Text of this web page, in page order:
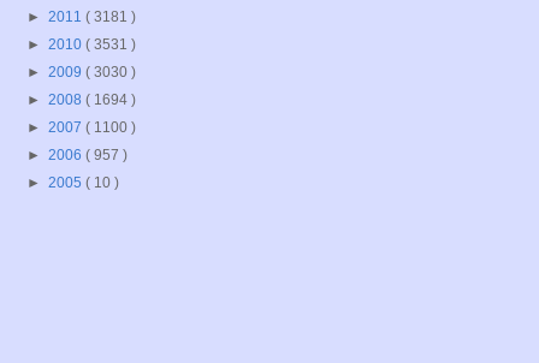
► 2011 ( 3181 )
► 2010 ( 3531 )
► 2009 ( 3030 )
► 2008 ( 1694 )
► 2007 ( 1100 )
► 2006 ( 957 )
► 2005 ( 10 )